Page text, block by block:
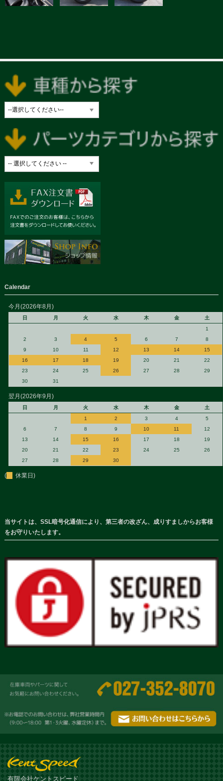
Calendar
今月(2026年8月)
日 月 火 水 木 金
土
1
2
3 4 5 6 7
8
9
10 11 12 13 14
15
16
17 18 19 20 21
22
23
24 25 26 27 28
29
30
31
翌月(2026年9月)
日 月 火 水 木 金
土
1
2 3 4
5
6
7 8 9 10 11
12
13
14 15 16 17 18
19
20
21 22 23 24 25
26
27
28 29 30
( 休業日)
当サイトは、SSL暗号化通信により、第三者の改ざん、成りすましからお客様
をお守りいたします。
有限会社ケントスピード